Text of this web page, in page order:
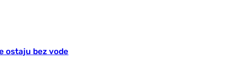
ostaju bez vode